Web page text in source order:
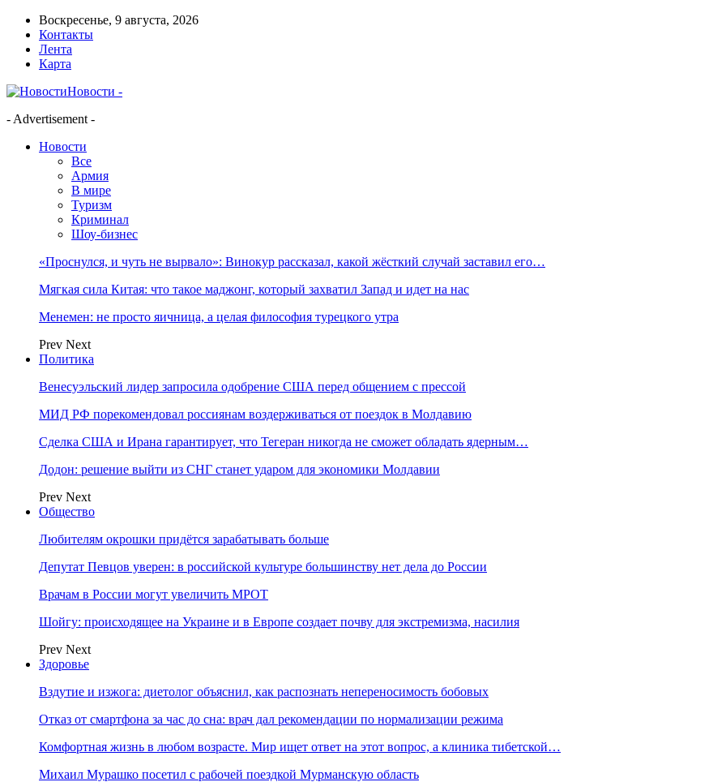
Воскресенье, 9 августа, 2026
Контакты
Лента
Карта
Новости -
- Advertisement -
Новости
Все
Армия
В мире
Туризм
Криминал
Шоу-бизнес
«Проснулся, и чуть не вырвало»: Винокур рассказал, какой жёсткий случай заставил его…
Мягкая сила Китая: что такое маджонг, который захватил Запад и идет на нас
Менемен: не просто яичница, а целая философия турецкого утра
Prev Next
Политика
Венесуэльский лидер запросила одобрение США перед общением с прессой
МИД РФ порекомендовал россиянам воздерживаться от поездок в Молдавию
Сделка США и Ирана гарантирует, что Тегеран никогда не сможет обладать ядерным…
Додон: решение выйти из СНГ станет ударом для экономики Молдавии
Prev Next
Общество
Любителям окрошки придётся зарабатывать больше
Депутат Певцов уверен: в российской культуре большинству нет дела до России
Врачам в России могут увеличить МРОТ
Шойгу: происходящее на Украине и в Европе создает почву для экстремизма, насилия
Prev Next
Здоровье
Вздутие и изжога: диетолог объяснил, как распознать непереносимость бобовых
Отказ от смартфона за час до сна: врач дал рекомендации по нормализации режима
Комфортная жизнь в любом возрасте. Мир ищет ответ на этот вопрос, а клиника тибетской…
Михаил Мурашко посетил с рабочей поездкой Мурманскую область